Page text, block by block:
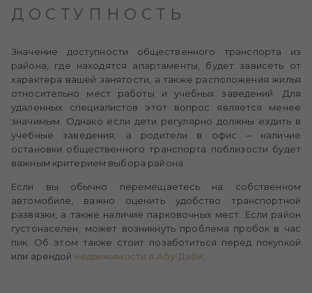
ДОСТУПНОСТЬ
Значение доступности общественного транспорта из
района, где находятся апартаменты, будет зависеть от
характера вашей занятости, а также расположения жилья
относительно мест работы и учебных заведений. Для
удаленных специалистов этот вопрос является менее
значимым. Однако если дети регулярно должны ездить в
учебные заведения, а родители в офис – наличие
остановки общественного транспорта поблизости будет
важным критерием выбора района.
Если вы обычно перемещаетесь на собственном
автомобиле, важно оценить удобство транспортной
развязки, а также наличие парковочных мест. Если район
густонаселен, может возникнуть проблема пробок в час
пик. Об этом также стоит позаботиться перед покупкой
или арендой недвижимости в Абу-Даби